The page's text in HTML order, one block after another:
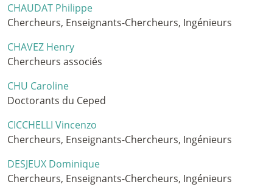
CHAUDAT Philippe
Chercheurs, Enseignants-Chercheurs, Ingénieurs
CHAVEZ Henry
Chercheurs associés
CHU Caroline
Doctorants du Ceped
CICCHELLI Vincenzo
Chercheurs, Enseignants-Chercheurs, Ingénieurs
DESJEUX Dominique
Chercheurs, Enseignants-Chercheurs, Ingénieurs